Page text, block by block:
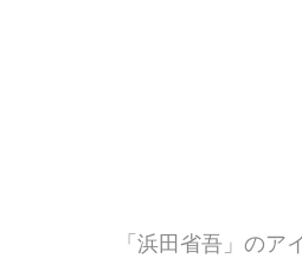
「浜田省吾」のア